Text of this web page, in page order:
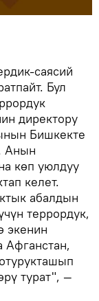
саясий
Бул
директору
Бишкекте
Анын
көп уюлдуу
келет.
абалдын
террордук,
экенин
Афганстан,
турат", —